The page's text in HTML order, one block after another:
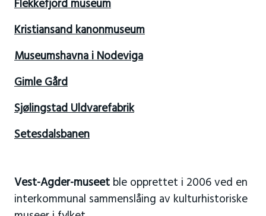
Flekkefjord museum
Kristiansand kanonmuseum
Museumshavna i Nodeviga
Gimle Gård
Sjølingstad Uldvarefabrik
Setesdalsbanen
Vest-Agder-museetble opprettet i 2006 ved en
interkommunal sammenslåing av kulturhistoriske